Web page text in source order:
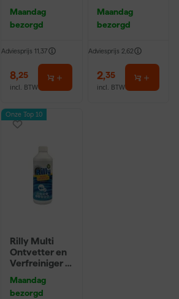
10 (2cm)
Maandag
bezorgd
Adviesprijs 11,37
8,25
incl. BTW
Maandag
bezorgd
Adviesprijs 2,62
2,35
incl. BTW
Onze Top 10
Rilly Multi
Ontvetter en
Verfreiniger –
Maandag
bezorgd